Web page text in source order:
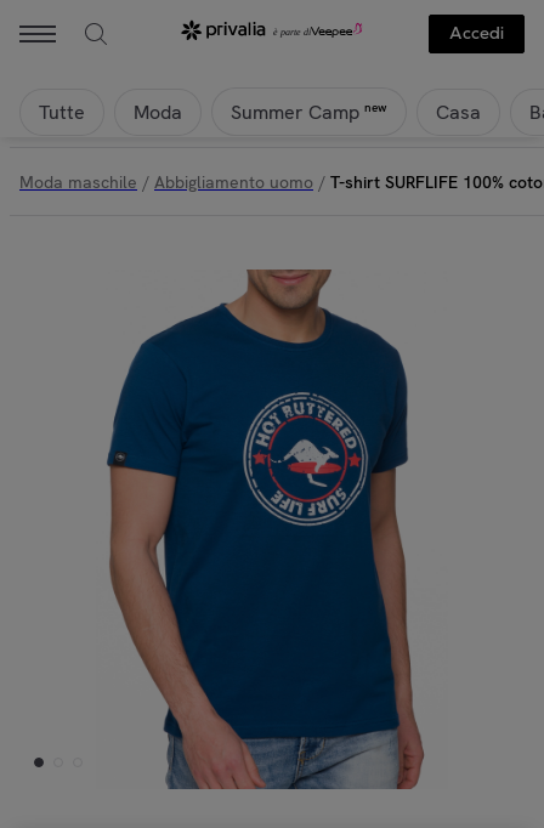
Accedi
Tutte Moda Summer Camp new Casa
Moda maschile / Abbigliamento uomo / T-shirt SURFLIFE 100%